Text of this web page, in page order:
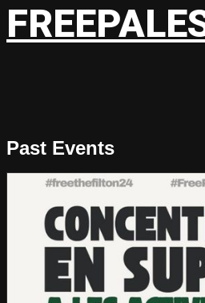
Past Events